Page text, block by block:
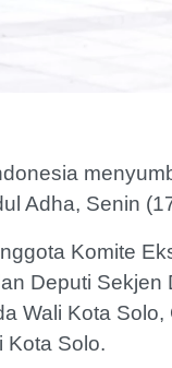
Adha, Senin
Komite
Deputi Sekjen
Wali Kota
Kota Solo.